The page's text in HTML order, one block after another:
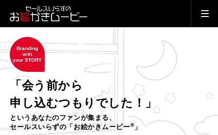
Branding
with
your STORY
「会う前から
申し込むつもりでした！」
というあなたのファンが集まる、
セールスいらずの「お絵かきムービー® 」